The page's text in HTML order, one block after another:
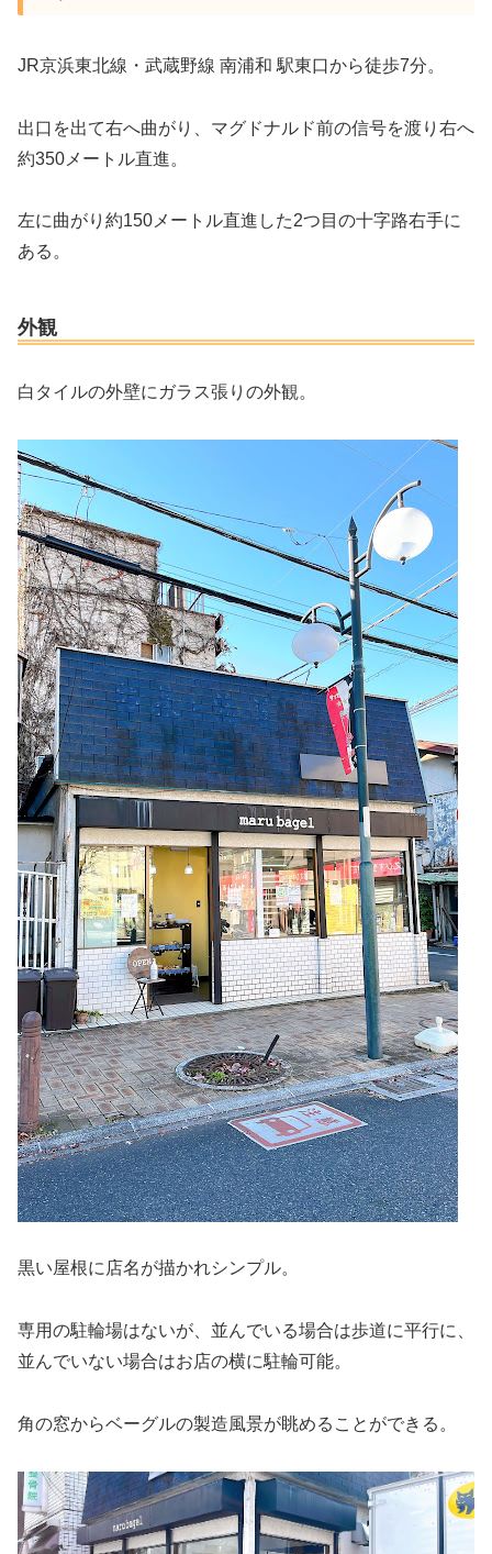
JR京浜東北線・武蔵野線 南浦和 駅東口から徒歩7分。
出口を出て右へ曲がり、マグドナルド前の信号を渡り右へ
約350メートル直進。
左に曲がり約150メートル直進した2つ目の十字路右手に
ある。
外観
白タイルの外壁にガラス張りの外観。
黒い屋根に店名が描かれシンプル。
専用の駐輪場はないが、並んでいる場合は歩道に平行に、
並んでいない場合はお店の横に駐輪可能。
角の窓からベーグルの製造風景が眺めることができる。